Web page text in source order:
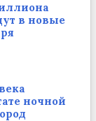
в новые
ночной